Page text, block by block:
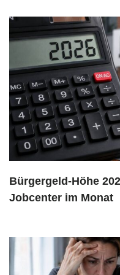
Bürgergeld-Höhe
Jobcenter im Monat